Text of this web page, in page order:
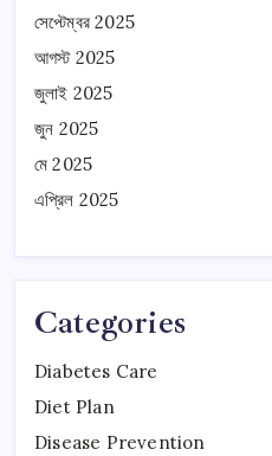
সেপ্টেম্বর 2025
আগস্ট 2025
জুলাই 2025
জুন 2025
মে 2025
এপ্রিল 2025
Categories
Diabetes Care
Diet Plan
Disease Prevention